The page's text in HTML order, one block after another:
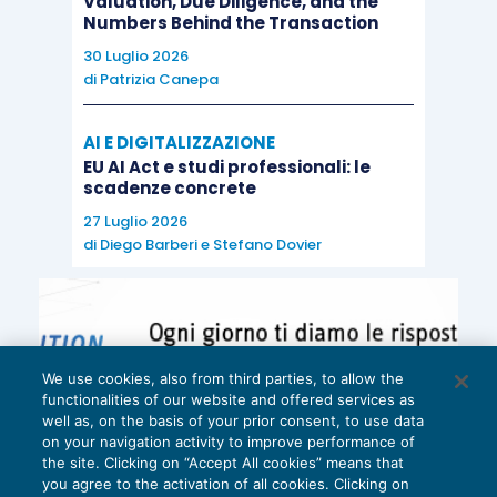
promuovere ulteriori incentivi a progetti
infrastrutturali.
Newsflow societario
Nella settimana appena trascorsa il settore
bancario è stato caratterizzato da importanti
news sui piani di ristrutturazione diBMPS
Unicredit. BMPS ha annunciato il nuovo piano di
Numbers Behind the Transaction
30 Luglio 2026
di Patrizia Canepa
AI E DIGITALIZZAZIONE
EU AI Act e studi professionali: le
scadenze concrete
27 Luglio 2026
di Diego Barberie Stefano Dovier
We use cookies, also from third parties, to allow the
functionalities of our website and offered services as
well as, on the basis of your prior consent, to use data
on your navigation activity to improve performance of
the site. Clicking on “Accept All cookies” means that
you agree to the activation of all cookies. Clicking on